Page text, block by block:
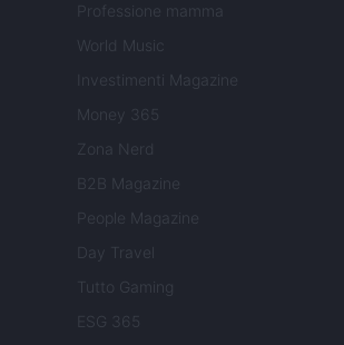
Professione mamma
World Music
Investimenti Magazine
Money 365
Zona Nerd
B2B Magazine
People Magazine
Day Travel
Tutto Gaming
ESG 365